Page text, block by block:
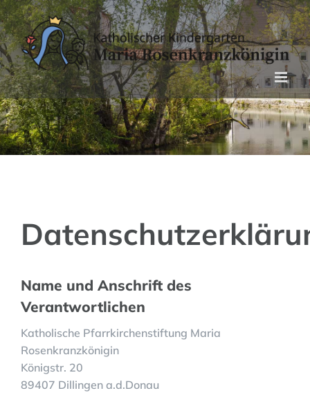
Zum
Inhalt
springen
Name und Anschrift des
Verantwortlichen
Katholische Pfarrkirchenstiftung Maria
Rosenkranzkönigin
Königstr. 20
89407 Dillingen a.d.Donau